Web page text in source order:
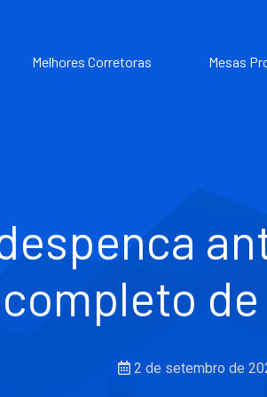
Melhores Corretoras Mesas
completo
2 de setembro de